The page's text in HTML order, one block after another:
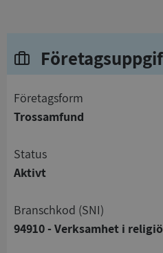
företagsform
Trossamfund
status
Aktivt
branschkod (SNI)
94910 - Verksamhet i